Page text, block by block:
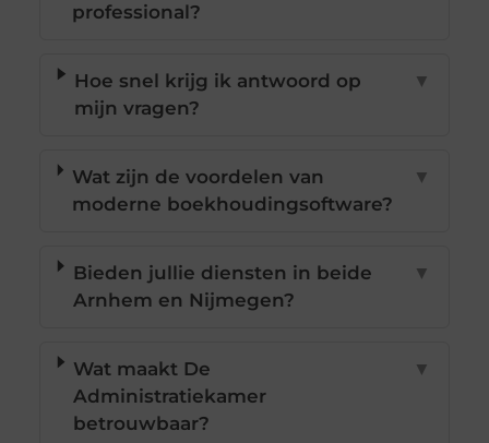
professional?
Hoe snel krijg ik antwoord op
mijn vragen?
▼
Wat zijn de voordelen van
moderne boekhoudingsoftware?
▼
Bieden jullie diensten in beide
Arnhem en Nijmegen?
▼
Wat maakt De
Administratiekamer
betrouwbaar?
▼